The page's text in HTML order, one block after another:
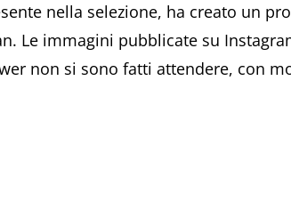
nella selezione, ha creato un
Le immagini pubblicate su
non si sono fatti attendere, con